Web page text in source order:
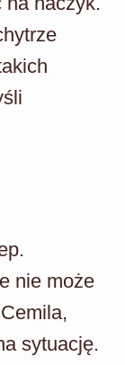
nie może
sytuację.